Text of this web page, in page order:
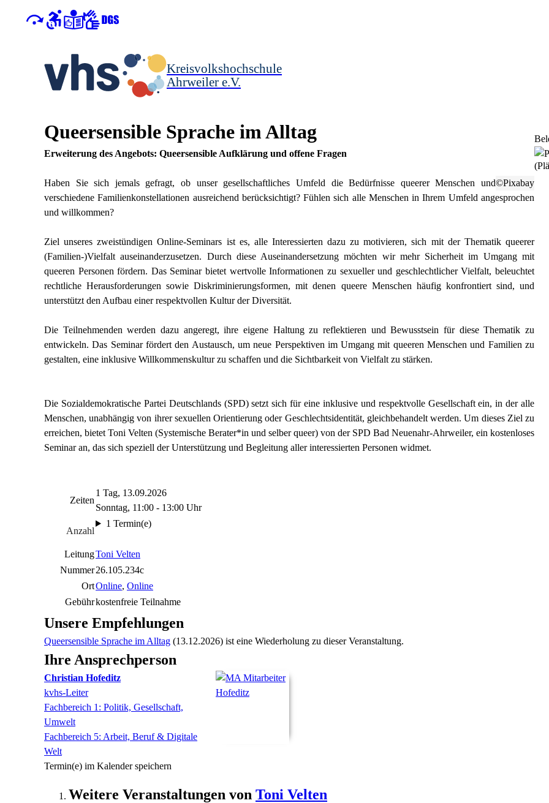
Kreisvolkshochschule
Ahrweiler e.V.
Queersensible Sprache im Alltag
Erweiterung des Angebots: Queersensible Aufklärung und offene Fragen
©Pixabay
Haben Sie sich jemals gefragt, ob unser gesellschaftliches Umfeld die Bedürfnisse queerer Menschen und
verschiedene Familienkonstellationen ausreichend berücksichtigt? Fühlen sich alle Menschen in Ihrem Umfeld angesprochen
und willkommen?
Ziel unseres zweistündigen Online-Seminars ist es, alle Interessierten dazu zu motivieren, sich mit der Thematik queerer
(Familien-)Vielfalt auseinanderzusetzen. Durch diese Auseinandersetzung möchten wir mehr Sicherheit im Umgang mit
queeren Personen fördern. Das Seminar bietet wertvolle Informationen zu sexueller und geschlechtlicher Vielfalt, beleuchtet
rechtliche Herausforderungen sowie Diskriminierungsformen, mit denen queere Menschen häufig konfrontiert sind, und
unterstützt den Aufbau einer respektvollen Kultur der Diversität.
Die Teilnehmenden werden dazu angeregt, ihre eigene Haltung zu reflektieren und Bewusstsein für diese Thematik zu
entwickeln. Das Seminar fördert den Austausch, um neue Perspektiven im Umgang mit queeren Menschen und Familien zu
gestalten, eine inklusive Willkommenskultur zu schaffen und die Sichtbarkeit von Vielfalt zu stärken.
Die Sozialdemokratische Partei Deutschlands (SPD) setzt sich für eine inklusive und respektvolle Gesellschaft ein, in der alle
Menschen, unabhängig von ihrer sexuellen Orientierung oder Geschlechtsidentität, gleichbehandelt werden. Um dieses Ziel zu
erreichen, bietet Toni Velten (Systemische Berater*in und selber queer) von der SPD Bad Neuenahr-Ahrweiler, ein kostenloses
Seminar an, das sich speziell der Unterstützung und Begleitung aller interessierten Personen widmet.
Zeiten
1 Tag, 13.09.2026
Sonntag, 11:00 - 13:00 Uhr
Anzahl
1 Termin(e)
LeitungToni Velten
Nummer26.105.234c
OrtOnline, Online
Gebührkostenfreie Teilnahme
Unsere Empfehlungen
Queersensible Sprache im Alltag (13.12.2026) ist eine Wiederholung zu dieser Veranstaltung.
Ihre Ansprechperson
Christian Hofeditz
kvhs-Leiter
Fachbereich 1: Politik, Gesellschaft,
Umwelt
Fachbereich 5: Arbeit, Beruf & Digitale
Welt
Termin(e) im Kalender speichern
Weitere Veranstaltungen von Toni Velten